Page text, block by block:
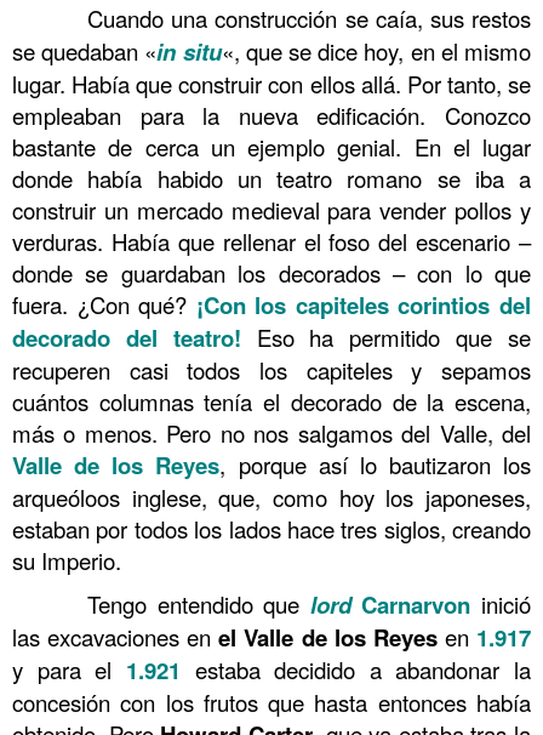
Cuando una construcción se caía, sus restos
se quedaban «in situ«, que se dice hoy, en el mismo
lugar. Había que construir con ellos allá. Por tanto, se
empleaban para la nueva edificación. Conozco
bastante de cerca un ejemplo genial. En el lugar
donde había habido un teatro romano se iba a
construir un mercado medieval para vender pollos y
verduras. Había que rellenar el foso del escenario –
donde se guardaban los decorados – con lo que
fuera. ¿Con qué? ¡Con los capiteles corintios del
decorado del teatro! Eso ha permitido que se
recuperen casi todos los capiteles y sepamos
cuántos columnas tenía el decorado de la escena,
más o menos. Pero no nos salgamos del Valle, del
Valle de los Reyes, porque así lo bautizaron los
arqueóloos inglese, que, como hoy los japoneses,
estaban por todos los lados hace tres siglos, creando
su Imperio.
Tengo entendido que lordCarnarvon inició
las excavaciones enel Valle de los Reyesen 1.917
y para el 1.921 estaba decidido a abandonar la
concesión con los frutos que hasta entonces había